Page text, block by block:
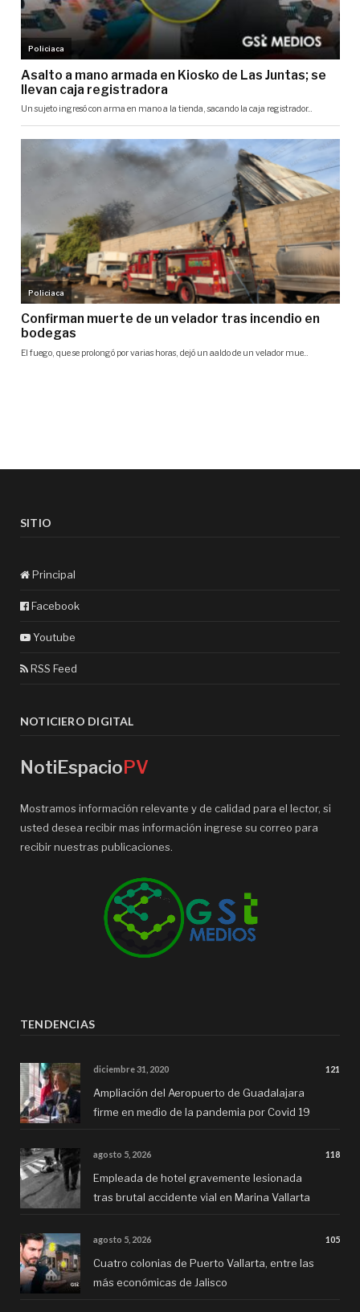
SITIO
Principal
Facebook
Youtube
RSS Feed
NOTICIERO DIGITAL
NotiEspacioPV
Mostramos información relevante y de calidad para el lector, si
usted desea recibir mas información ingrese su correo para
recibir nuestras publicaciones.
TENDENCIAS
diciembre 31, 2020 121
Ampliación del Aeropuerto de Guadalajara
firme en medio de la pandemia por Covid 19
agosto 5, 2026 118
Empleada de hotel gravemente lesionada
tras brutal accidente vial en Marina Vallarta
agosto 5, 2026 105
Cuatro colonias de Puerto Vallarta, entre las
más económicas de Jalisco